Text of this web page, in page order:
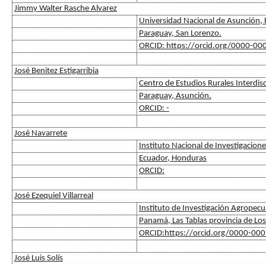
Jimmy Walter Rasche Alvarez
Universidad Nacional de Asunción,
Paraguay, San Lorenzo.
ORCID: https://orcid.org/0000-
José Benitez Estigarribia
Centro de Estudios Rurales
Paraguay, Asunción.
ORCID: -
José Navarrete
Instituto Nacional de
Ecuador, Honduras
ORCID:
José Ezequiel Villarreal
Instituto de Investigación
Panamá, Las Tablas provincia de
ORCID:https://orcid.org/0000-
José Luis Solís